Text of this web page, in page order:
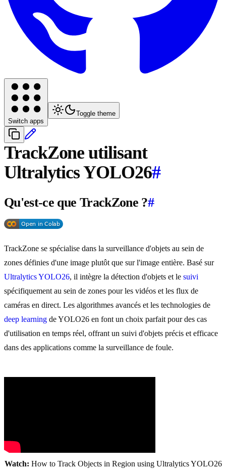
Switch apps
Toggle theme
TrackZone utilisant
Ultralytics YOLO26#
Qu'est-ce que TrackZone ?#
TrackZone se spécialise dans la surveillance d'objets au sein de
zones définies d'une image plutôt que sur l'image entière. Basé sur
Ultralytics YOLO26, il intègre la détection d'objets et le suivi
spécifiquement au sein de zones pour les vidéos et les flux de
caméras en direct. Les algorithmes avancés et les technologies de
deep learning de YOLO26 en font un choix parfait pour des cas
d'utilisation en temps réel, offrant un suivi d'objets précis et efficace
dans des applications comme la surveillance de foule.
Watch: How to Track Objects in Region using Ultralytics YOLO26